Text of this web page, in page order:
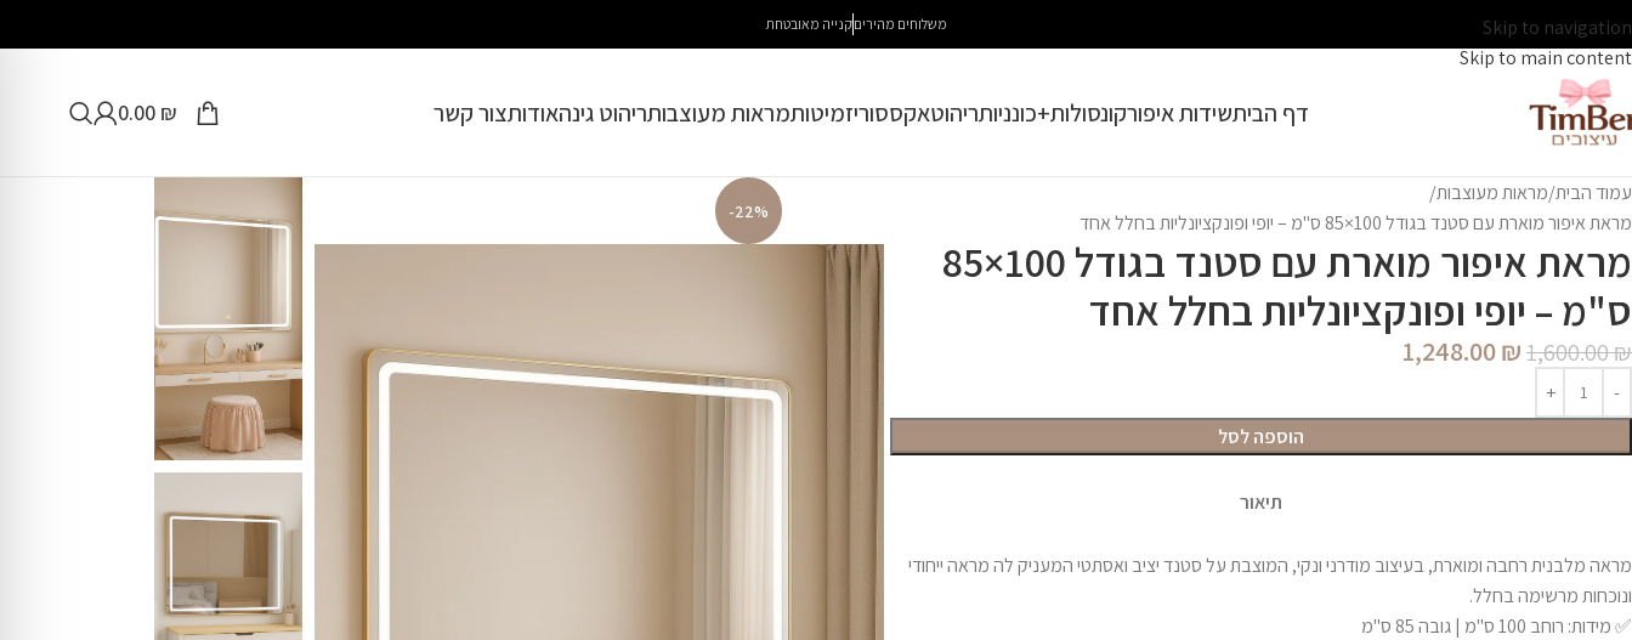
Skip to navigation
Skip to main content
משלוחים מהיריםקנייה מאובטחת
דף הביתשידות איפורקונסולות+כונניותריהוטאקססוריזמיטותמראות מעוצבותריהוט גינהאודותצור קשר 0.00 ₪
עמוד הבית מראות מעוצבות
מראת איפור מוארת עם סטנד בגודל 100×85 ס"מ – יופי ופונקציונליות בחלל אחד
מראת איפור מוארת עם סטנד בגודל 100×85
ס"מ – יופי ופונקציונליות בחלל אחד
1,600.00₪
1,248.00₪
הוספה לסל
תיאור
מראה מלבנית רחבה ומוארת, בעיצוב מודרני ונקי, המוצבת על סטנד יציב ואסתטי המעניק לה מראה ייחודי
ונוכחות מרשימה בחלל.
✅ מידות: רוחב 100 ס"מ | גובה 85 ס"מ
-22%